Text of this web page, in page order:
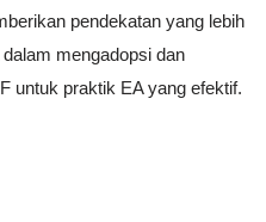
pendekatan yang lebih
mengadopsi dan
untuk praktik EA yang efektif.